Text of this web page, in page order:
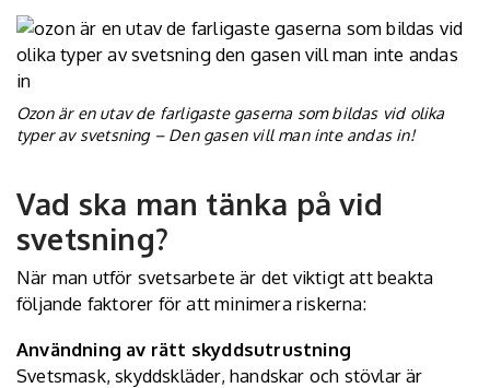
Ozon är en utav de farligaste gaserna som bildas vid olika
typer av svetsning – Den gasen vill man inte andas in!
Vad ska man tänka på vid
svetsning?
När man utför svetsarbete är det viktigt att beakta
följande faktorer för att minimera riskerna:
Användning av rätt skyddsutrustning
Svetsmask, skyddskläder, handskar och stövlar är